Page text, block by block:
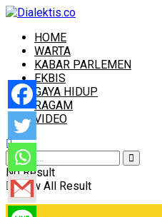
HOME
WARTA
KABAR PARLEMEN
EKBIS
GAYA HIDUP
RAGAM
VIDEO
No Result
View All Result